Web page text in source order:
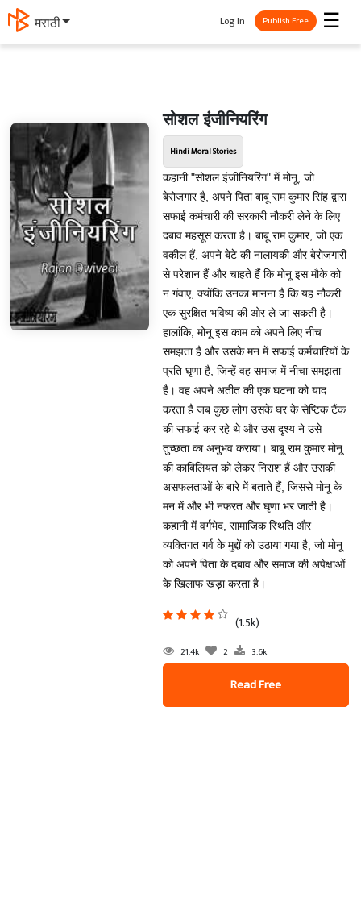
मराठी ☰
Log In Publish Free
सोशल इंजीनियरिंग
Hindi Moral Stories
कहानी "सोशल इंजीनियरिंग" में मोनू, जो
बेरोजगार है, अपने पिता बाबू राम कुमार सिंह द्वारा
सफाई कर्मचारी की सरकारी नौकरी लेने के लिए
दबाव महसूस करता है। बाबू राम कुमार, जो एक
वकील हैं, अपने बेटे की नालायकी और बेरोजगारी
से परेशान हैं और चाहते हैं कि मोनू इस मौके को
न गंवाए, क्योंकि उनका मानना है कि यह नौकरी
एक सुरक्षित भविष्य की ओर ले जा सकती है।
हालांकि, मोनू इस काम को अपने लिए नीच
समझता है और उसके मन में सफाई कर्मचारियों के
प्रति घृणा है, जिन्हें वह समाज में नीचा समझता
है। वह अपने अतीत की एक घटना को याद
करता है जब कुछ लोग उसके घर के सेप्टिक टैंक
की सफाई कर रहे थे और उस दृश्य ने उसे
तुच्छता का अनुभव कराया। बाबू राम कुमार मोनू
की काबिलियत को लेकर निराश हैं और उसकी
असफलताओं के बारे में बताते हैं, जिससे मोनू के
मन में और भी नफरत और घृणा भर जाती है।
कहानी में वर्गभेद, सामाजिक स्थिति और
व्यक्तिगत गर्व के मुद्दों को उठाया गया है, जो मोनू
को अपने पिता के दबाव और समाज की अपेक्षाओं
के खिलाफ खड़ा करता है।
(1.5k)
21.4k 2 3.6k
Read Free